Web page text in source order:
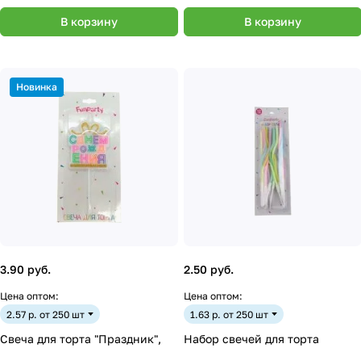
В корзину В корзину
Новинка
3.90 руб.
Цена оптом:
2.57 р. от 250 шт
Свеча для торта "Праздник",
2.50 руб.
Цена оптом:
1.63 р. от 250 шт
Набор свечей для торта